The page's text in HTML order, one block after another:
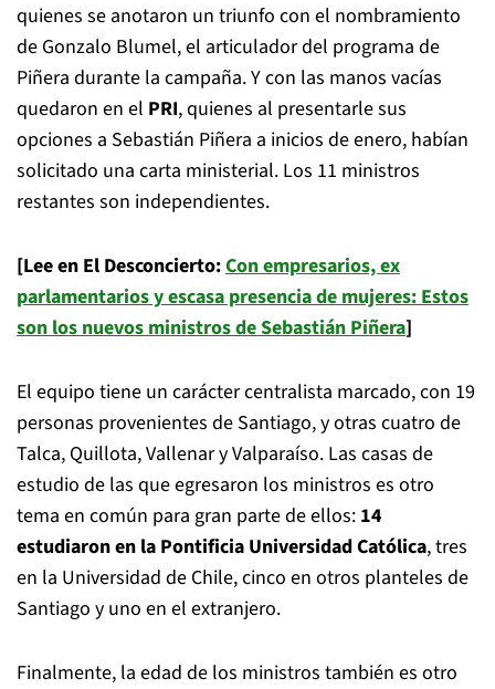
quienes se anotaron un triunfo con el nombramiento
de Gonzalo Blumel, el articulador del programa de
Piñera durante la campaña. Y con las manos vacías
quedaron en el PRI, quienes al presentarle sus
opciones a Sebastián Piñera a inicios de enero, habían
solicitado una carta ministerial. Los 11 ministros
restantes son independientes.
[Lee en El Desconcierto:Con empresarios, ex
parlamentarios y escasa presencia de mujeres: Estos
son los nuevos ministros de Sebastián Piñera]
El equipo tiene un carácter centralista marcado, con 19
personas provenientes de Santiago, y otras cuatro de
Talca, Quillota, Vallenar y Valparaíso. Las casas de
estudio de las que egresaron los ministros es otro
tema en común para gran parte de ellos: 14
estudiaron en la Pontificia Universidad Católica, tres
en la Universidad de Chile, cinco en otros planteles de
Santiago y uno en el extranjero.
Finalmente, la edad de los ministros también es otro